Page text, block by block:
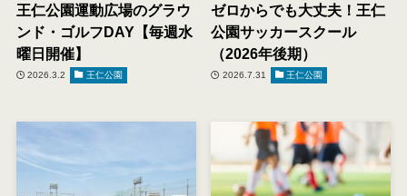
王仁公園運動広場のグラウ
ンド・ゴルフDAY【毎週水
曜日開催】
2026.3.2 王仁公園
ゼロからでも大丈夫！王仁
公園サッカースクール
（2026年後期）
2026.7.31 王仁公園